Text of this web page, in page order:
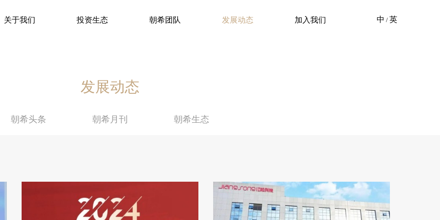
关于我们 投资生态 朝希团队 发展动态 加入我们 中 / 英
发展动态
朝希头条 朝希月刊 朝希生态